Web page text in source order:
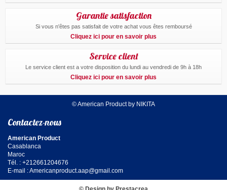
Garantie satisfaction
Si vous n'êtes pas satisfait de votre achat vous êtes remboursé
Cliquez ici pour en savoir plus
Service client
Le service client est a votre disposition du lundi au vendredi de 9h à 18h
Cliquez ici pour en savoir plus
© American Product by NIKITA
Contactez-nous
American Product
Casablanca
Maroc
Tél. : +212661204676
E-mail :Americanproduct.aap@gmail.com